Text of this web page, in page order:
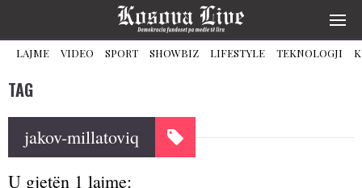
LAJME VIDEO SPORT SHOWBIZ LIFESTYLE TEKNOLOGJI
TAG
jakov-millatoviq
U gjetën 1 lajme: